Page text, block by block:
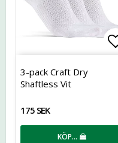
3-pack Craft Dry
Shaftless Vit
175 SEK
KÖP…